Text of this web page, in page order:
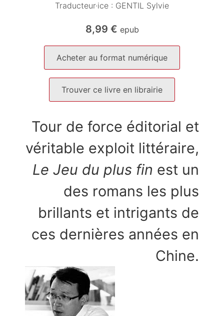
Traducteur·ice : GENTIL Sylvie
8,99 € epub
Acheter au format numérique
Trouver ce livre en librairie
Tour de force éditorial et
véritable exploit littéraire,
Le Jeu du plus fin est un
des romans les plus
brillants et intrigants de
ces dernières années en
Chine.